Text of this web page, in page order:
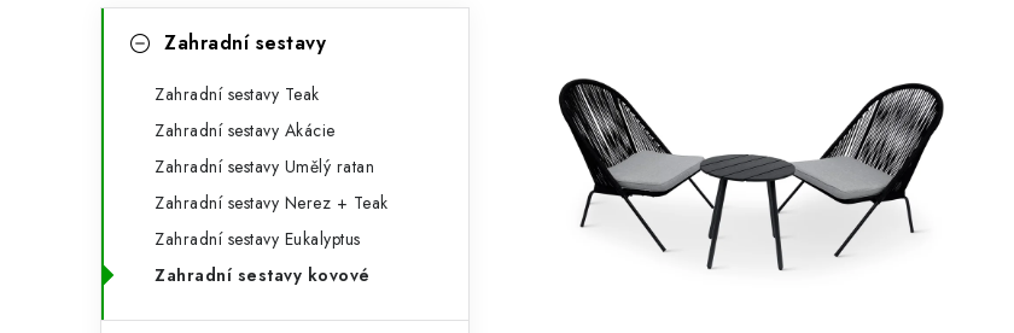
a
n
kategorie
r
Zahradní sestavy
Zahradní sestavy Teak
Zahradní sestavy Akácie
Zahradní sestavy Umělý ratan
Zahradní sestavy Nerez + Teak
Zahradní sestavy Eukalyptus
Zahradní sestavy kovové